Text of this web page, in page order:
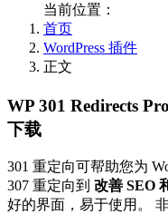
当前位置：
首页
WordPress 插件
正文
WP 301 Redirects
下载
301 重定向可帮助您为
307 重定向到 改善 SEO
好的界面，易于使用。